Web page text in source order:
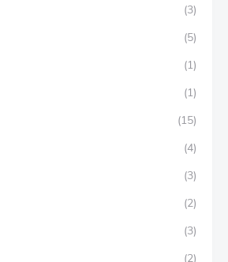
(3)
(5)
(1)
(1)
(15)
(4)
(3)
(2)
(3)
(2)